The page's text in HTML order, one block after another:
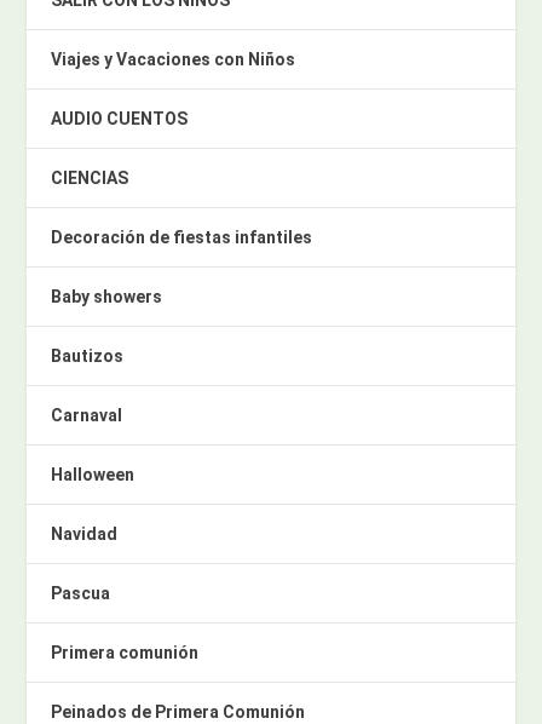
Viajes y Vacaciones con Niños
AUDIO CUENTOS
CIENCIAS
Decoración de fiestas infantiles
Baby showers
Bautizos
Carnaval
Halloween
Navidad
Pascua
Primera comunión
Peinados de Primera Comunión